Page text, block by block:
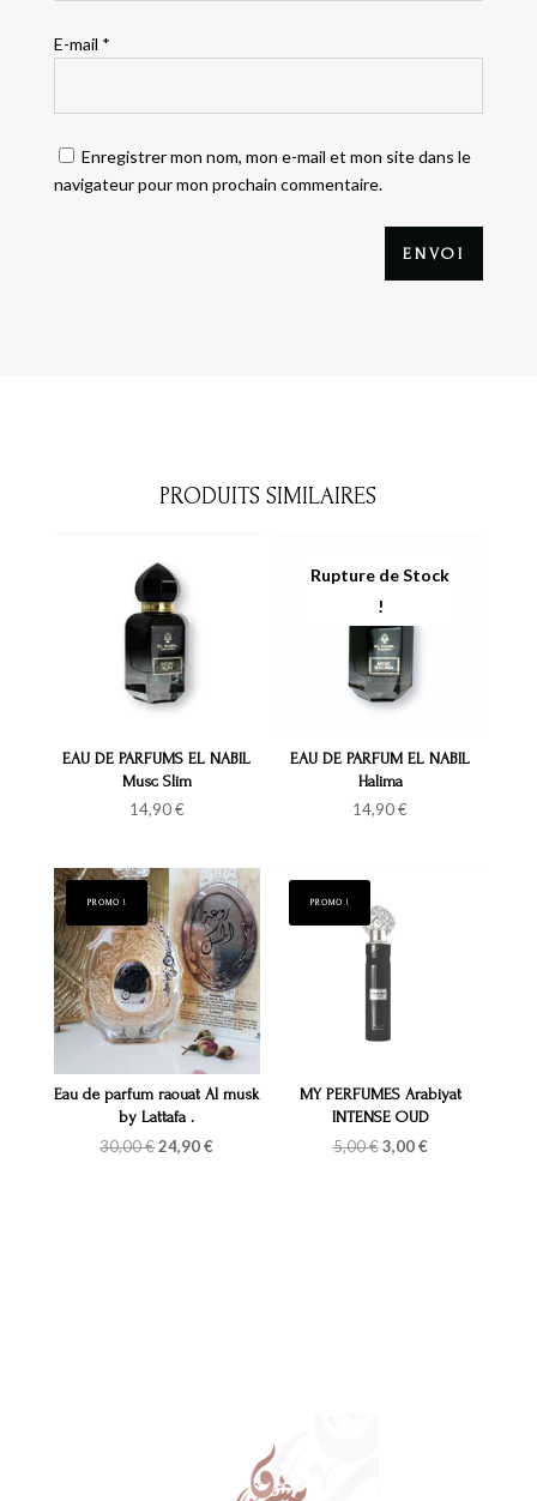
E-mail *
Enregistrer mon nom, mon e-mail et mon site dans le
navigateur pour mon prochain commentaire.
ENVOI
PRODUITS SIMILAIRES
EAU DE PARFUMS EL NABIL
Musc Slim
14,90€
EAU DE PARFUM EL NABIL
Halima
14,90€
PROMO !
Eau de parfum raouat Al musk
by Lattafa .
30,00€Le
24,90€
PROMO !
MY PERFUMES Arabiyat
INTENSE OUD
5,00€ Le
3,00€Le